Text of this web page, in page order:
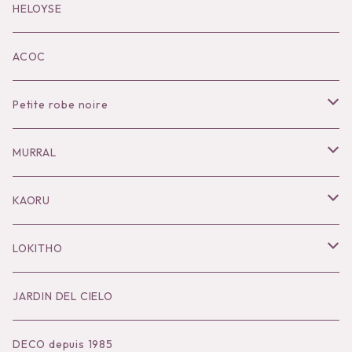
Black series
KOKO別注
HELOYSE
ACOC
Petite robe noire
Necklace
Pierce
Bracelet／Bangle
Ring
Brooch
MURRAL
Outer
Tops
Bottoms
Dress
KAORU
Necklace
Pierce
Ear Cuff
LOKITHO
Tops
Bottoms
JARDIN DEL CIELO
DECO depuis 1985